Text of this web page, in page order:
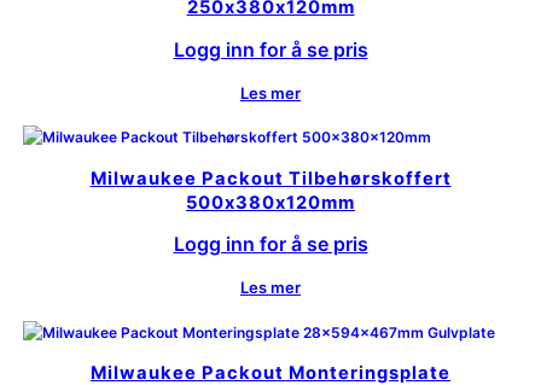
250x380x120mm
Logg inn for å se pris
Les mer
Milwaukee Packout Tilbehørskoffert
500x380x120mm
Logg inn for å se pris
Les mer
Milwaukee Packout Monteringsplate